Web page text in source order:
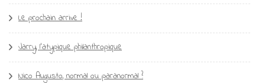
Le prochain arrive !
Jarry, l’atypique philanthropique
Nico Augusto, normal ou paranormal ?